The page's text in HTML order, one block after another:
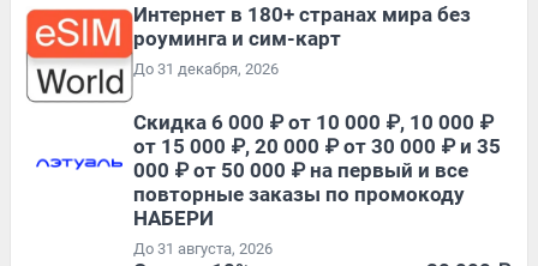
Интернет в 180+ странах мира без
роуминга и сим-карт
До 31 декабря, 2026
Скидка 6 000 ₽ от 10 000 ₽, 10 000 ₽
от 15 000 ₽, 20 000 ₽ от 30 000 ₽ и 35
000 ₽ от 50 000 ₽ на первый и все
повторные заказы по промокоду
НАБЕРИ
До 31 августа, 2026